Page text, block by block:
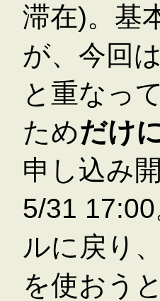
滞在)。基
が、今回
と重なっ
ためだけ
申し込み
5/31
ルに戻り
を使おう